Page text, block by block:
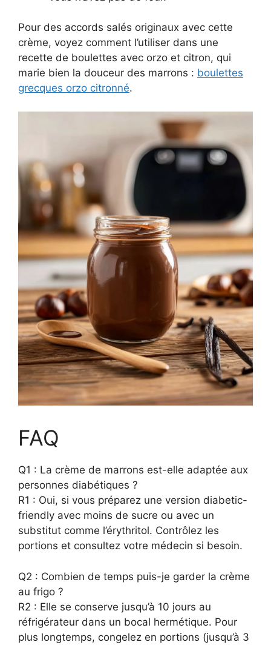
Pour des accords salés originaux avec cette
crème, voyez comment l’utiliser dans une
recette de boulettes avec orzo et citron, qui
marie bien la douceur des marrons : boulettes
grecques orzo citronné.
FAQ
Q1 : La crème de marrons est-elle adaptée aux
personnes diabétiques ?
R1 : Oui, si vous préparez une version diabetic-
friendly avec moins de sucre ou avec un
substitut comme l’érythritol. Contrôlez les
portions et consultez votre médecin si besoin.
Q2 : Combien de temps puis-je garder la crème
au frigo ?
R2 : Elle se conserve jusqu’à 10 jours au
réfrigérateur dans un bocal hermétique. Pour
plus longtemps, congelez en portions (jusqu’à 3